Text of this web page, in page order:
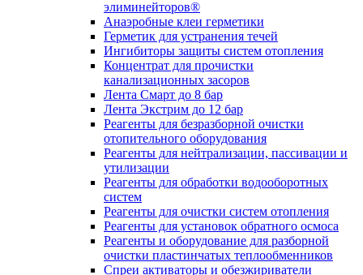
элиминейторов®
Анаэробные клеи герметики
Герметик для устранения течей
Ингибиторы защиты систем отопления
Концентрат для прочистки
канализационных засоров
Лента Смарт до 8 бар
Лента Экстрим до 12 бар
Реагенты для безразборной очистки
отопительного оборудования
Реагенты для нейтрализации, пассивации и
утилизации
Реагенты для обработки водооборотных
систем
Реагенты для очистки систем отопления
Реагенты для установок обратного осмоса
Реагенты и оборудование для разборной
очистки пластинчатых теплообменников
Спреи активаторы и обезжириватели